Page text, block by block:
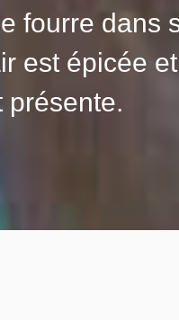
fourre dans
est épicée et
présente.